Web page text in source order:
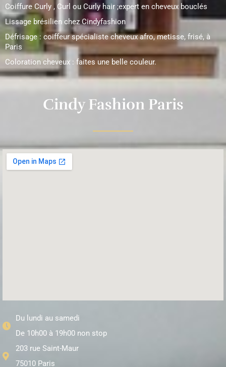
Coiffure Curly , Curl ou Curly hair ;expert en cheveux bouclés
Lissage brésilien chez Cindyfashion
Défrisage : coiffeur spécialiste cheveux afro, metisse, frisé, à
Paris
Coloration cheveux : faites une belle couleur.
Cindy Fashion Paris
Du lundi au samedi
De 10h00 à 19h00 non stop
203 rue Saint-Maur
75010 Paris